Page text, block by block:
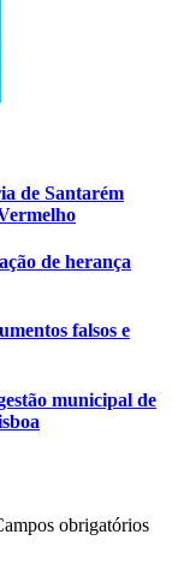
de Santarém
de herança
falsos e
municipal de
obrigatórios